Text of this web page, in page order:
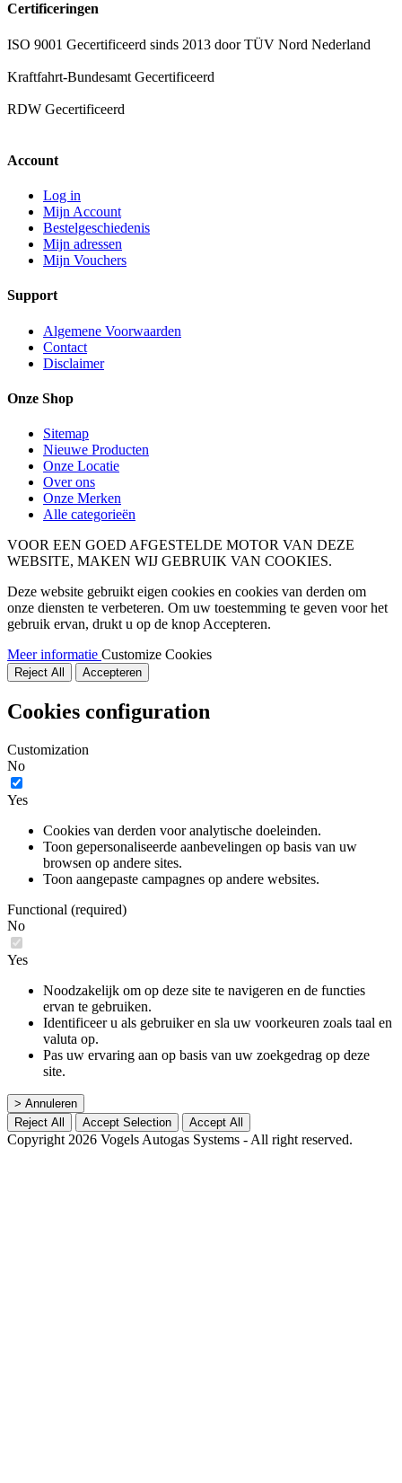
Certificeringen
ISO 9001 Gecertificeerd sinds 2013 door TÜV Nord Nederland
Kraftfahrt-Bundesamt Gecertificeerd
RDW Gecertificeerd
Account
Log in
Mijn Account
Bestelgeschiedenis
Mijn adressen
Mijn Vouchers
Support
Algemene Voorwaarden
Contact
Disclaimer
Onze Shop
Sitemap
Nieuwe Producten
Onze Locatie
Over ons
Onze Merken
Alle categorieën
VOOR EEN GOED AFGESTELDE MOTOR VAN DEZE
WEBSITE, MAKEN WIJ GEBRUIK VAN COOKIES.
Deze website gebruikt eigen cookies en cookies van derden om
onze diensten te verbeteren. Om uw toestemming te geven voor het
gebruik ervan, drukt u op de knop Accepteren.
Meer informatie Customize Cookies
Reject All Accepteren
Cookies configuration
Customization
No
Yes
Cookies van derden voor analytische doeleinden.
Toon gepersonaliseerde aanbevelingen op basis van uw
browsen op andere sites.
Toon aangepaste campagnes op andere websites.
Functional (required)
No
Yes
Noodzakelijk om op deze site te navigeren en de functies
ervan te gebruiken.
Identificeer u als gebruiker en sla uw voorkeuren zoals taal en
valuta op.
Pas uw ervaring aan op basis van uw zoekgedrag op deze
site.
> Annuleren
Reject All
Accept Selection Accept All
Copyright 2026 Vogels Autogas Systems - All right reserved.